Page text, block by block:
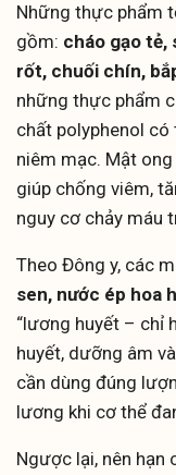
Những thực phẩm
gồm: cháo gạo tẻ,
rốt, chuối chín,
những thực phẩm
chất polyphenol có
niêm mạc. Mật ong
giúp chống viêm,
nguy cơ chảy máu
Theo Đông y, các
sen, nước ép hoa
“lương huyết – chỉ
huyết, dưỡng âm
cần dùng đúng
lương khi cơ thể
Ngược lại, nên hạn